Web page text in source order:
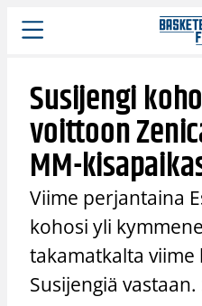
Siirry
sisältöön
Susijengi
voittoon
MM-
Viime perjantaina
kohosi yli
takamatkalta
Susijengiä